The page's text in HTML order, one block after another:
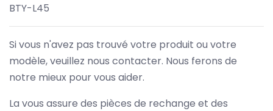
BTY-L45
Si vous n'avez pas trouvé votre produit ou votre
modèle, veuillez nous contacter. Nous ferons de
notre mieux pour vous aider.
La vous assure des pièces de rechange et des